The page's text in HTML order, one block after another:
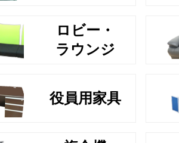
ロビー・
ラウンジ
役員用家具